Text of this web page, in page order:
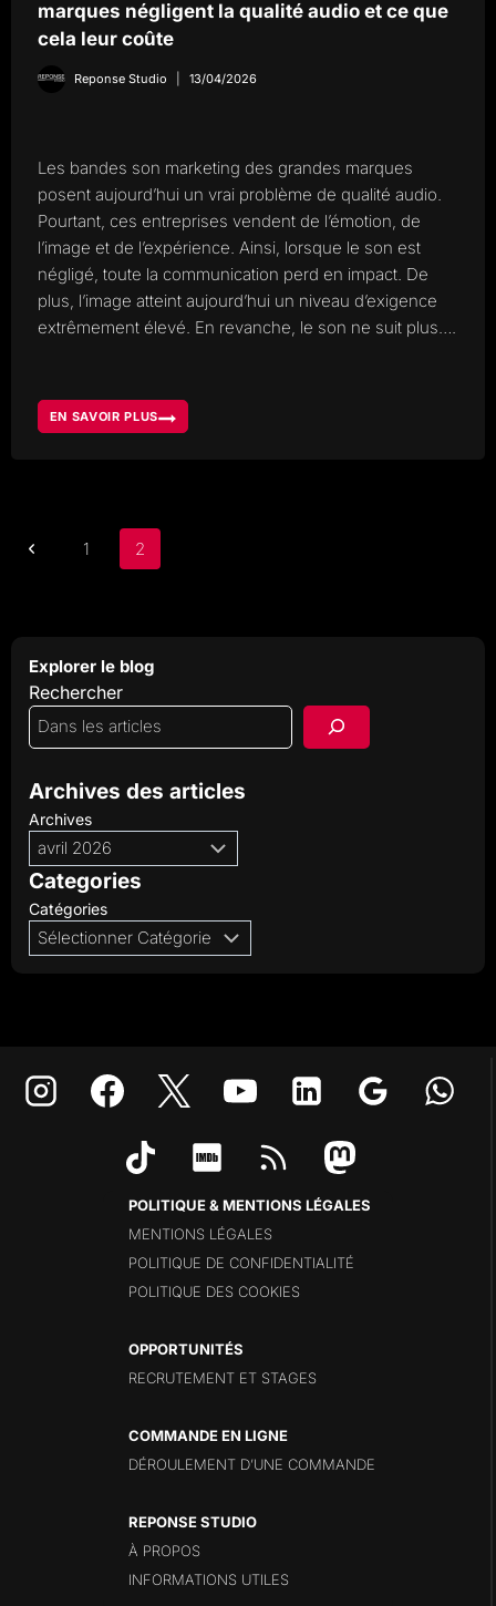
marques négligent la qualité audio et ce que
cela leur coûte
Reponse Studio 13/04/2026
Les bandes son marketing des grandes marques
posent aujourd’hui un vrai problème de qualité audio.
Pourtant, ces entreprises vendent de l’émotion, de
l’image et de l’expérience. Ainsi, lorsque le son est
négligé, toute la communication perd en impact. De
plus, l’image atteint aujourd’hui un niveau d’exigence
extrêmement élevé. En revanche, le son ne suit plus….
EN SAVOIR PLUS
BANDES
SON
AUDIO
Navigation
Page
1 2
Explorer le blog
Rechercher
Archives des articles
Archives
Categories
Catégories
POLITIQUE & MENTIONS LÉGALES
MENTIONS LÉGALES
POLITIQUE DE CONFIDENTIALITÉ
POLITIQUE DES COOKIES
OPPORTUNITÉS
RECRUTEMENT ET STAGES
COMMANDE EN LIGNE
DÉROULEMENT D’UNE COMMANDE
REPONSE STUDIO
À PROPOS
INFORMATIONS UTILES